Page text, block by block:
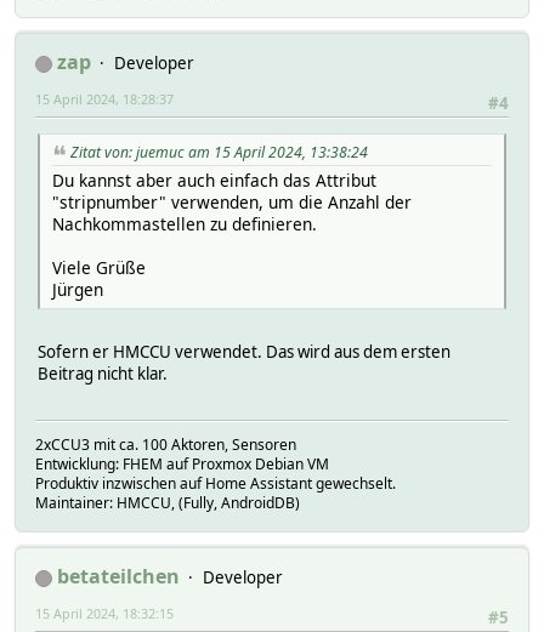
zap
Developer
#4
15 April 2024, 18:28:37
Zitat von: juemuc am 15 April 2024, 13:38:24
Du kannst aber auch einfach das Attribut
"stripnumber" verwenden, um die Anzahl der
Nachkommastellen zu definieren.
Viele Grüße
Jürgen
Sofern er HMCCU verwendet. Das wird aus dem ersten
Beitrag nicht klar.
2xCCU3 mit ca. 100 Aktoren, Sensoren
Entwicklung: FHEM auf Proxmox Debian VM
Produktiv inzwischen auf Home Assistant gewechselt.
Maintainer: HMCCU, (Fully, AndroidDB)
betateilchen
Developer
#5
15 April 2024, 18:32:15